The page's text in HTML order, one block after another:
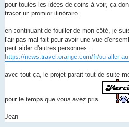
pour toutes les idées de coins à voir, ça
tracer un premier itinéraire.
en continuant de fouiller de mon côté, je
l'air pas mal fait pour avoir une vue
peut aider d'autres personnes :
https://news.travel.orange.com/fr/ou-aller-
avec tout ça, le projet parait tout de suite
pour le temps que vous avez pris.
Jean